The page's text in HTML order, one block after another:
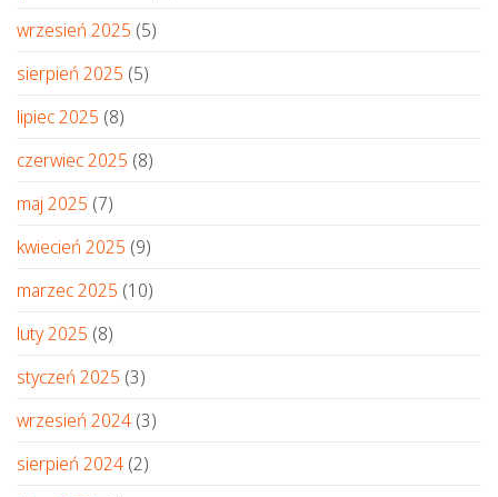
wrzesień 2025 (5)
sierpień 2025 (5)
lipiec 2025 (8)
czerwiec 2025 (8)
maj 2025 (7)
kwiecień 2025 (9)
marzec 2025 (10)
luty 2025 (8)
styczeń 2025 (3)
wrzesień 2024 (3)
sierpień 2024 (2)